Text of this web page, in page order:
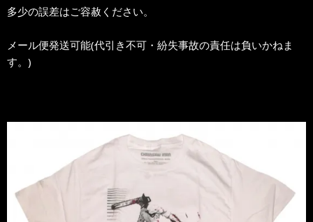
多少の誤差はご容赦ください。
メール便発送可能(代引き不可・紛失事故の責任は負いかねま
す。)